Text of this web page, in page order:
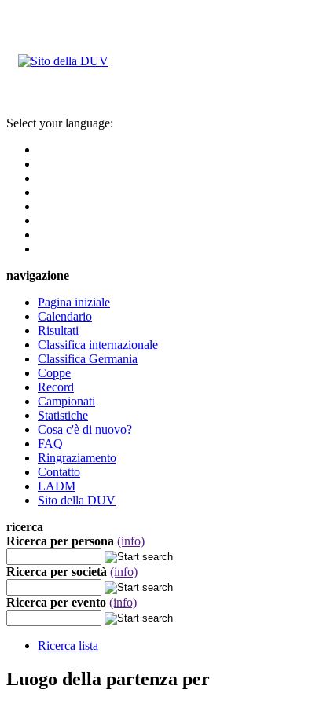
Select your language:
navigazione
Pagina iniziale
Calendario
Risultati
Classifica internazionale
Classifica Germania
Coppe
Record
Campionati
Statistiche
Cosa c'è di nuovo?
FAQ
Ringraziamento
Contatto
LADM
Sito della DUV
ricerca
Ricerca per persona (info)
Ricerca per società (info)
Ricerca per evento (info)
Ricerca lista
Luogo della partenza per